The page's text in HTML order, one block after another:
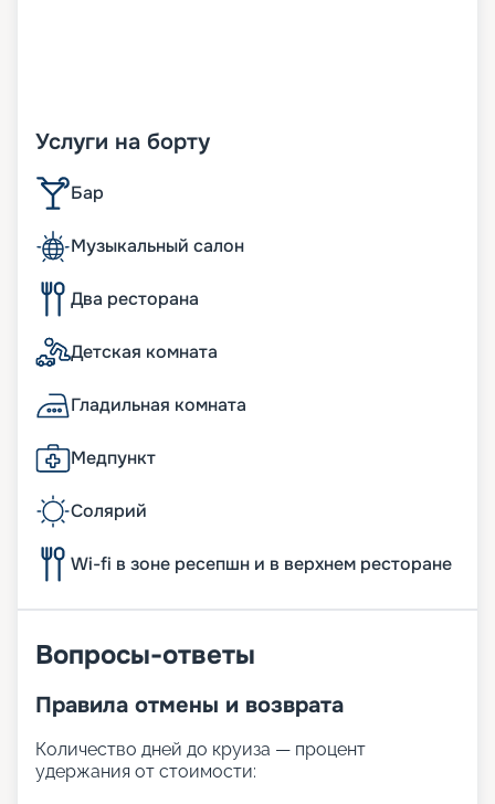
Услуги на борту
Бар
Музыкальный салон
Два ресторана
Детская комната
Гладильная комната
Медпункт
Солярий
Wi-fi в зоне ресепшн и в верхнем ресторане
Вопросы-ответы
Правила отмены и возврата
Количество дней до круиза — процент
удержания от стоимости: